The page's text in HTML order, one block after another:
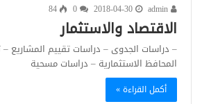
2018-04-30
84
الاقتصاد والاستثمار
– دراسات الجدوى – دراسات تقييم المشاريع
المحافظ الاستثمارية – دراسات مسحية
أكمل القراءة »